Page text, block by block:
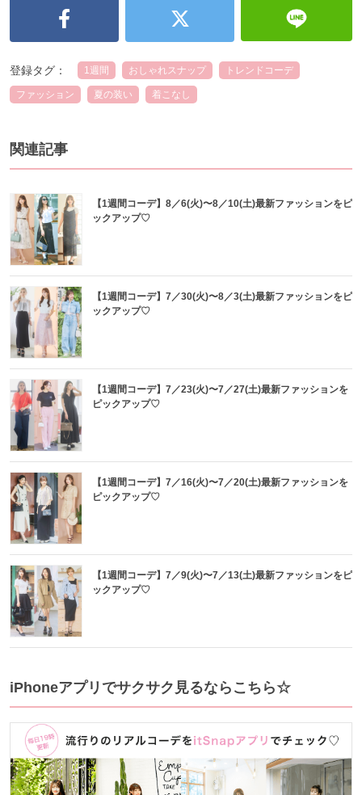
登録タグ： 1週間 おしゃれスナップ トレンドコーデ
ファッション 夏の装い 着こなし
関連記事
【1週間コーデ】8／6(火)〜8／10(土)最新ファッションをピ
ックアップ♡
【1週間コーデ】7／30(火)〜8／3(土)最新ファッションをピ
ックアップ♡
【1週間コーデ】7／23(火)〜7／27(土)最新ファッションを
ピックアップ♡
【1週間コーデ】7／16(火)〜7／20(土)最新ファッションを
ピックアップ♡
【1週間コーデ】7／9(火)〜7／13(土)最新ファッションをピ
ックアップ♡
iPhoneアプリでサクサク見るならこちら☆